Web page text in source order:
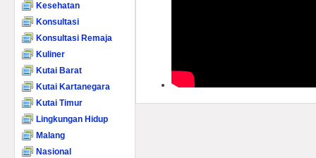
Kesehatan
Konsultasi
Konsultasi Remaja
Kuliner
Kutai Barat
Kutai Kartanegara
Kutai Timur
Lingkungan Hidup
Malang
Nasional